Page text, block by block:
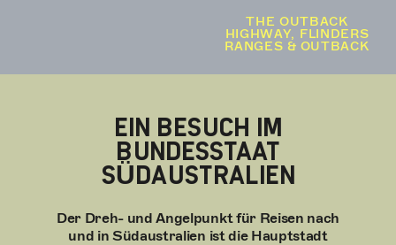
THE OUTBACK
HIGHWAY, FLINDERS
RANGES & OUTBACK
EIN BESUCH IM
BUNDESSTAAT
SÜDAUSTRALIEN
Der Dreh- und Angelpunkt für Reisen nach
und in Südaustralien ist die Hauptstadt